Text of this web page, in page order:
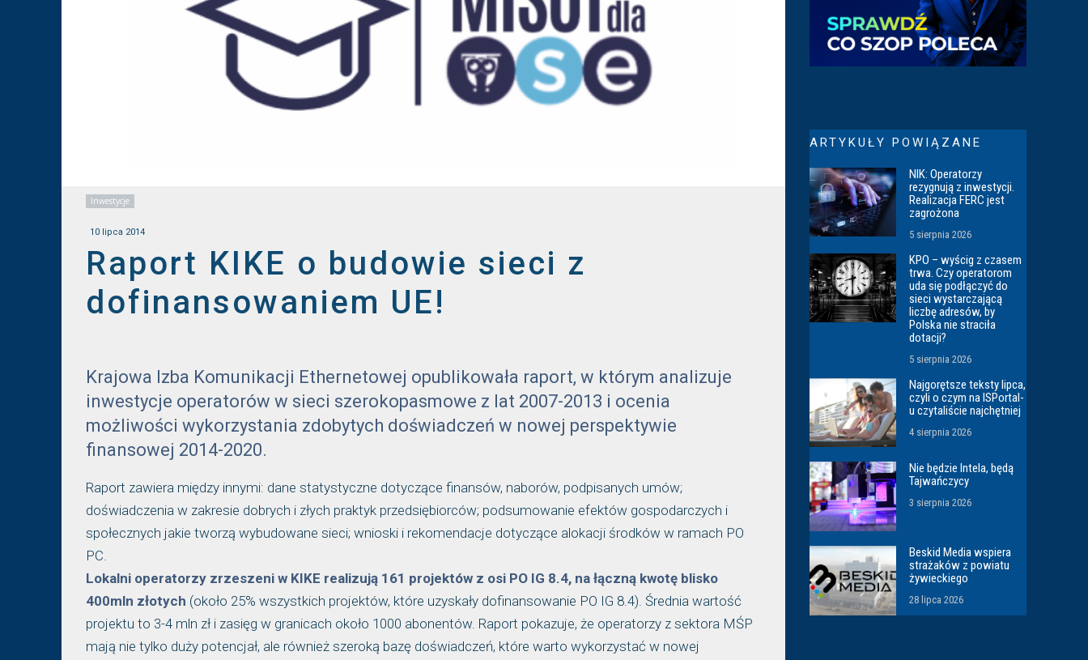
Inwestycje
10 lipca 2014
Raport KIKE o budowie sieci z
dofinansowaniem UE!
Krajowa Izba Komunikacji Ethernetowej opublikowała raport, w którym analizuje
inwestycje operatorów w sieci szerokopasmowe z lat 2007-2013 i ocenia
możliwości wykorzystania zdobytych doświadczeń w nowej perspektywie
finansowej 2014-2020.
Raport zawiera między innymi: dane statystyczne dotyczące finansów, naborów, podpisanych umów;
doświadczenia w zakresie dobrych i złych praktyk przedsiębiorców; podsumowanie efektów gospodarczych i
społecznych jakie tworzą wybudowane sieci; wnioski i rekomendacje dotyczące alokacji środków w ramach PO
PC.
Lokalni operatorzy zrzeszeni w KIKE realizują 161 projektów z osi PO IG 8.4, na łączną kwotę blisko
400mln złotych (około 25% wszystkich projektów, które uzyskały dofinansowanie PO IG 8.4). Średnia wartość
projektu to 3-4 mln zł i zasięg w granicach około 1000 abonentów. Raport pokazuje, że operatorzy z sektora MŚP
mają nie tylko duży potencjał, ale również szeroką bazę doświadczeń, które warto wykorzystać w nowej
ARTYKUŁY POWIĄZANE
NIK: Operatorzy
rezygnują z inwestycji.
Realizacja FERC jest
zagrożona
5 sierpnia 2026
KPO – wyścig z czasem
trwa. Czy operatorom
uda się podłączyć do
sieci wystarczającą
liczbę adresów, by
Polska nie straciła
dotacji?
5 sierpnia 2026
Najgorętsze teksty lipca,
czyli o czym na ISPortal-
u czytaliście najchętniej
4 sierpnia 2026
Nie będzie Intela, będą
Tajwańczycy
3 sierpnia 2026
Beskid Media wspiera
strażaków z powiatu
żywieckiego
28 lipca 2026